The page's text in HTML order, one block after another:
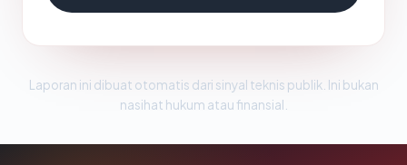
Laporan ini dibuat otomatis dari sinyal teknis publik. Ini bukan
nasihat hukum atau finansial.